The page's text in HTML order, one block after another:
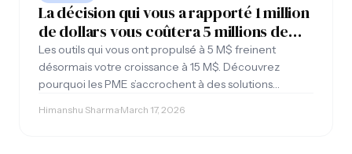
La décision qui vous a rapporté 1 million
de dollars vous coûtera 5 millions de
dollars lors de la prochaine étape
Les outils qui vous ont propulsé à 5 M$ freinent
désormais votre croissance à 15 M$. Découvrez
pourquoi les PME s’accrochent à des solutions
Himanshu Sharma·March 17, 2026